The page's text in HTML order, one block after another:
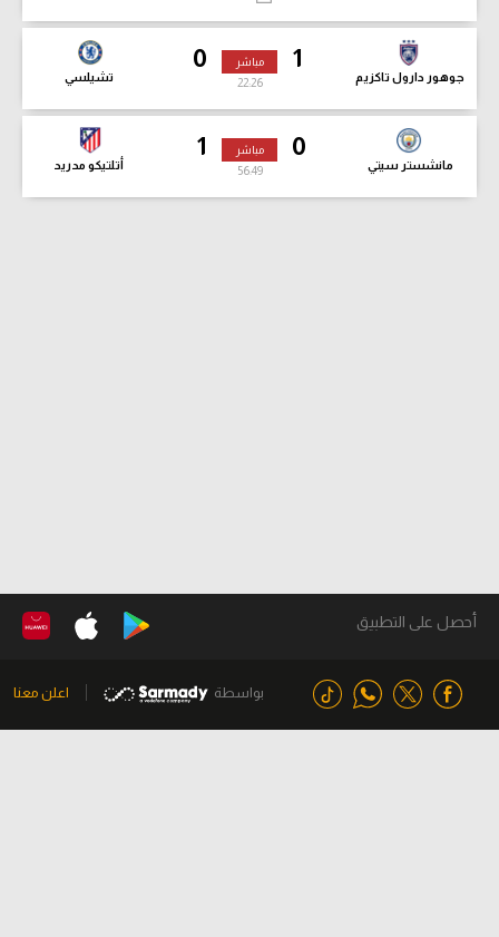
1
جوهور دارول تاكزيم
0
تشيلسي
مباشر
22:27
0
مانشستر سيتي
1
أتلتيكو مدريد
مباشر
56:50
أحصل على التطبيق
بواسطة اعلن معنا